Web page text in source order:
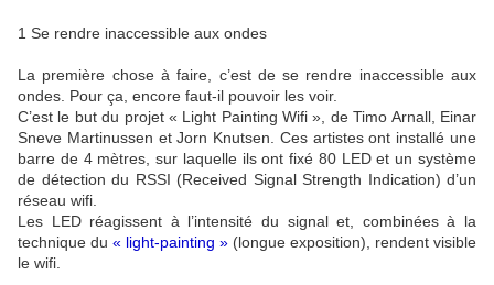
1 Se rendre inaccessible aux ondes
La première chose à faire, c’est de se rendre inaccessible aux
ondes. Pour ça, encore faut-il pouvoir les voir.
C’est le but du projet « Light Painting Wifi », de Timo Arnall, Einar
Sneve Martinussen et Jorn Knutsen. Ces artistes ont installé une
barre de 4 mètres, sur laquelle ils ont fixé 80 LED et un système
de détection du RSSI (Received Signal Strength Indication) d’un
réseau wifi.
Les LED réagissent à l’intensité du signal et, combinées à la
technique du « light-painting » (longue exposition), rendent visible
le wifi.